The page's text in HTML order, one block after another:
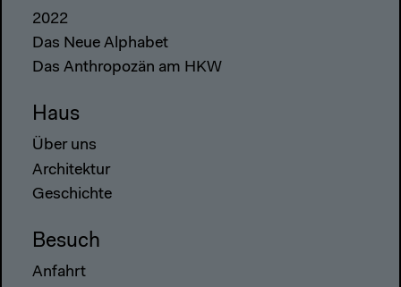
2022
Das Neue Alphabet
Das Anthropozän am HKW
Haus
Über uns
Architektur
Geschichte
Besuch
Anfahrt